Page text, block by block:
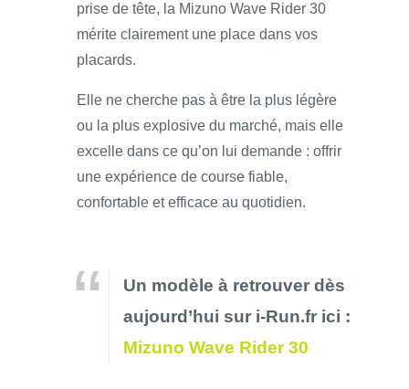
prise de tête, la Mizuno Wave Rider 30
mérite clairement une place dans vos
placards.
Elle ne cherche pas à être la plus légère
ou la plus explosive du marché, mais elle
excelle dans ce qu’on lui demande : offrir
une expérience de course fiable,
confortable et efficace au quotidien.
Un modèle à retrouver dès
aujourd’hui sur i-Run.fr ici :
Mizuno Wave Rider 30